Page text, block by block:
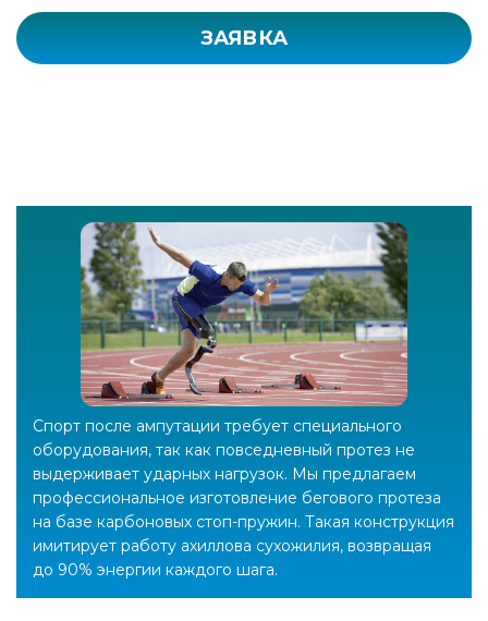
ЗАЯВКА
Спорт после ампутации требует специального
оборудования, так как повседневный протез не
выдерживает ударных нагрузок. Мы предлагаем
профессиональное изготовление бегового протеза
на базе карбоновых стоп-пружин. Такая конструкция
имитирует работу ахиллова сухожилия, возвращая
до 90% энергии каждого шага.